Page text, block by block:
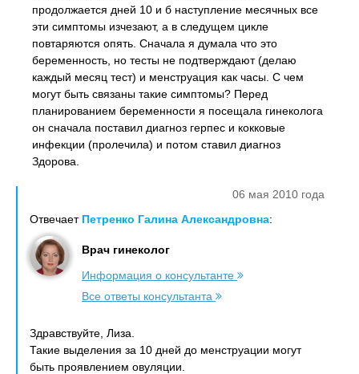
продолжается дней 10 и б наступление месячных все
эти симптомы изчезают, а в следущем цикле
повтаряются опять. Сначала я думала что это
беременность, но тесты не подтверждают (делаю
каждый месяц тест) и менструация как часы. С чем
могут быть связаны такие симптомы? Перед
планированием беременности я посещала гинеколога
он сначала поставил диагноз герпес и кокковые
инфекции (пролечила) и потом ставил диагноз
Здорова.
06 мая 2010 года
Отвечает Петренко Галина Александровна:
Врач гинеколог
Информация о консультанте
Все ответы консультанта
Здравствуйте, Лиза.
Такие выделения за 10 дней до менструации могут
быть проявлением овуляции.